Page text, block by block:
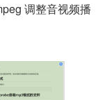
调整音视频播